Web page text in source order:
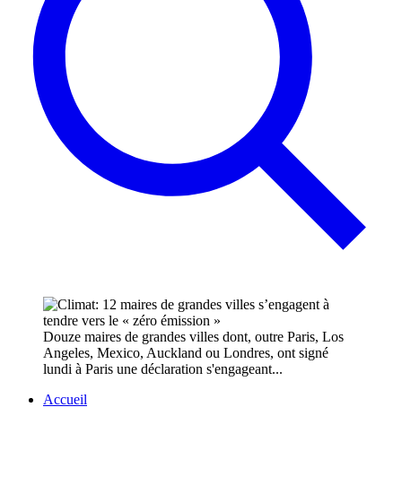
Douze maires de grandes villes dont, outre Paris, Los
Angeles, Mexico, Auckland ou Londres, ont signé
lundi à Paris une déclaration s'engageant...
Accueil